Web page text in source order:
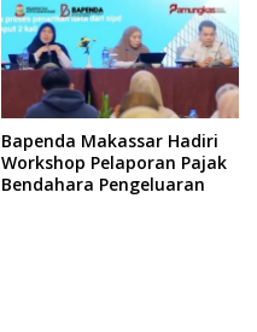
Bapenda Makassar Hadiri
Workshop Pelaporan Pajak
Bendahara Pengeluaran